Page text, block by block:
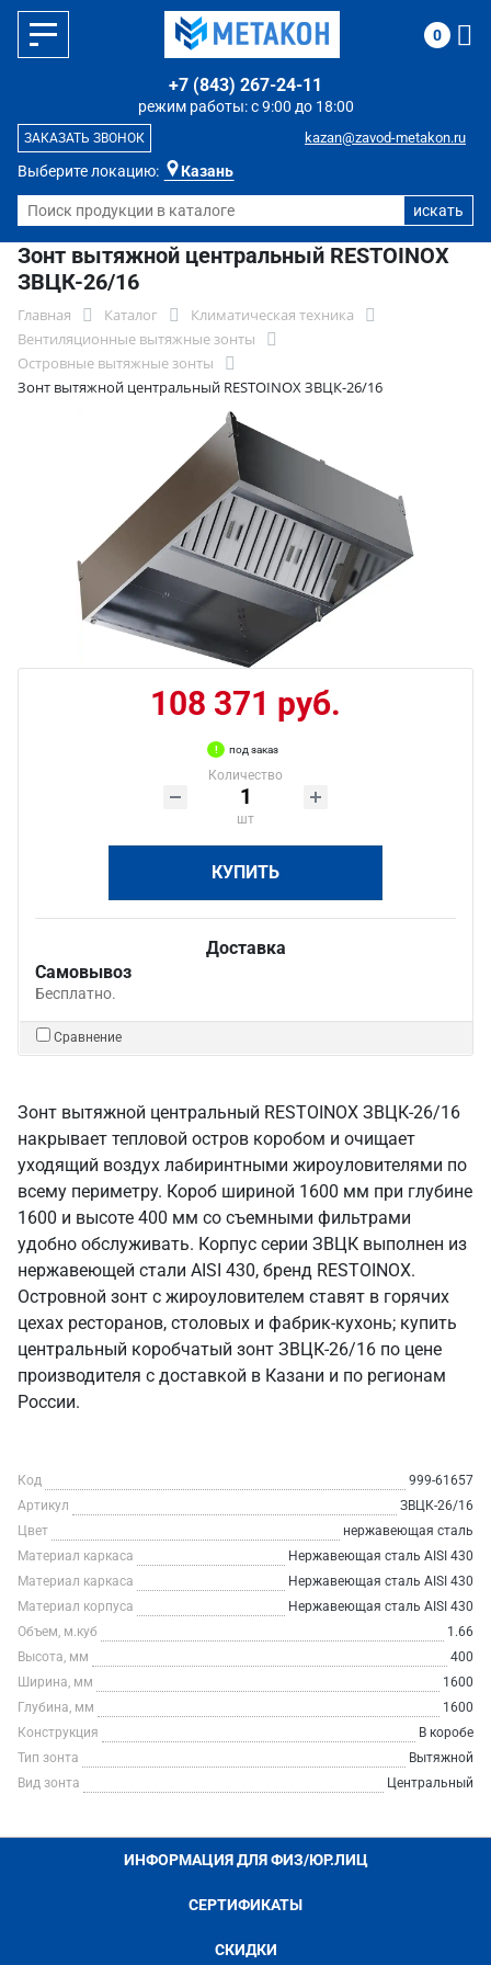
Выберите локацию: Казань
режим работы: с 9:00 до 18:00
+7 (843) 267-24-11
kazan@zavod-metakon.ru
ЗАКАЗАТЬ ЗВОНОК
0
Зонт вытяжной центральный RESTOINOX
ЗВЦК-26/16
Главная Каталог
Климатическая техника
Вентиляционные вытяжные зонты
Островные вытяжные зонты
Зонт вытяжной центральный RESTOINOX ЗВЦК-26/16
108 371 руб.
под заказ
Количество
шт
КУПИТЬ
Доставка
Самовывоз
Бесплатно.
Сравнение
Зонт вытяжной центральный RESTOINOX ЗВЦК-26/16
накрывает тепловой остров коробом и очищает
уходящий воздух лабиринтными жироуловителями по
всему периметру. Короб шириной 1600 мм при глубине
1600 и высоте 400 мм со съемными фильтрами
удобно обслуживать. Корпус серии ЗВЦК выполнен из
нержавеющей стали AISI 430, бренд RESTOINOX.
Островной зонт с жироуловителем ставят в горячих
цехах ресторанов, столовых и фабрик-кухонь; купить
центральный коробчатый зонт ЗВЦК-26/16 по цене
производителя с доставкой в Казани и по регионам
России.
Код
999-61657
Артикул
ЗВЦК-26/16
Цвет
нержавеющая сталь
Материал каркаса
Нержавеющая сталь AISI 430
Материал каркаса
Нержавеющая сталь AISI 430
Материал корпуса
Нержавеющая сталь AISI 430
Объем, м.куб
1.66
Высота, мм
400
Ширина, мм
1600
Глубина, мм
1600
Конструкция
В коробе
Тип зонта
Вытяжной
Вид зонта
Центральный
ИНФОРМАЦИЯ ДЛЯ ФИЗ/ЮР.ЛИЦ
СЕРТИФИКАТЫ
СКИДКИ